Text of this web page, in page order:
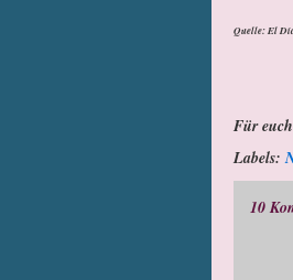
Quelle: El
Für
Labels:
10